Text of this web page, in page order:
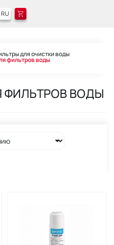
RU
для очистки воды
фильтров воды
ВОДЫ